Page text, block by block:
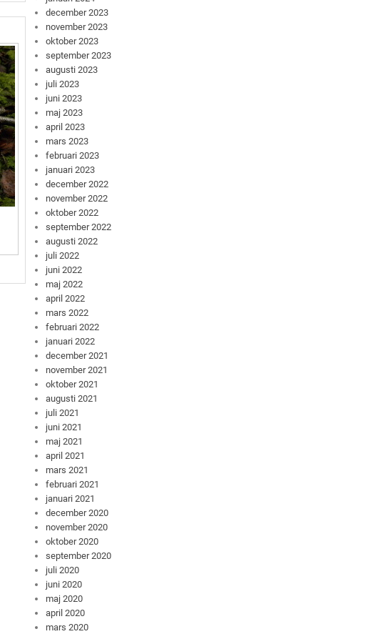
december 2023
november 2023
oktober 2023
september 2023
augusti 2023
juli 2023
juni 2023
maj 2023
april 2023
mars 2023
februari 2023
januari 2023
december 2022
november 2022
oktober 2022
september 2022
augusti 2022
juli 2022
juni 2022
maj 2022
april 2022
mars 2022
februari 2022
januari 2022
december 2021
november 2021
oktober 2021
augusti 2021
juli 2021
juni 2021
maj 2021
april 2021
mars 2021
februari 2021
januari 2021
december 2020
november 2020
oktober 2020
september 2020
juli 2020
juni 2020
maj 2020
april 2020
mars 2020